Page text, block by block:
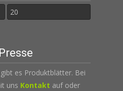
Max.
es Produktblätter. Bei
uns Kontakt auf oder